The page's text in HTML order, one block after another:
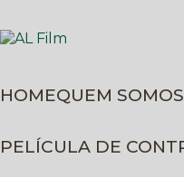
HOME
QUEM SOMOS
PELÍCULA DE